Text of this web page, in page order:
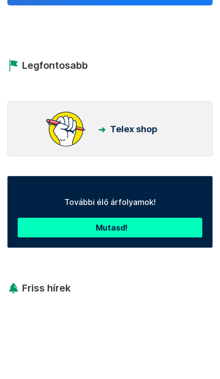
Legfontosabb
Telex shop
További élő árfolyamok!
Mutasd!
Friss hírek